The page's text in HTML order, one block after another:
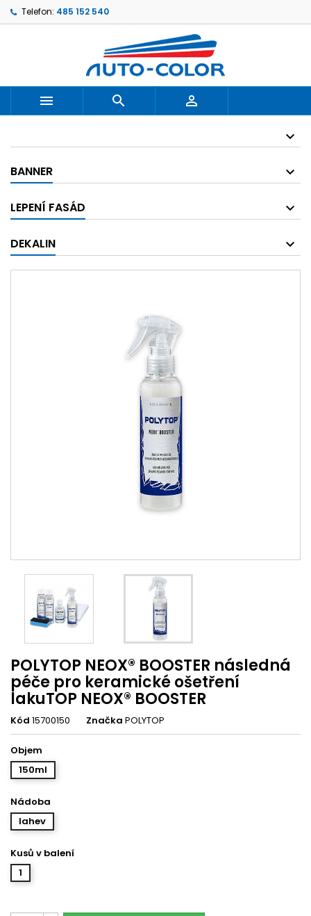
Telefon: 485 152 540
  
BANNER
LEPENÍ FASÁD
DEKALIN
POLYTOP NEOX® BOOSTER následná
péče pro keramické ošetření
lakuTOP NEOX® BOOSTER
Kód 15700150 Značka POLYTOP
Objem
150ml
Nádoba
lahev
Kusů v balení
1